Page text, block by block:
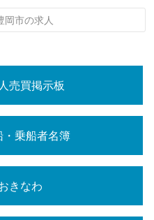
岡市の求人
売買掲示板
・乗船者名簿
きなわ